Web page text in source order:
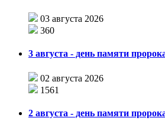
03 августа 2026
360
3 августа - день памяти
02 августа 2026
1561
2 августа - день памяти